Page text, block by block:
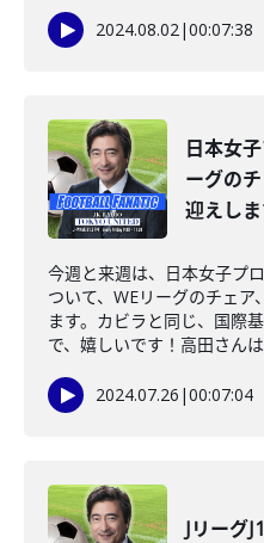
2024.08.02|00:07:38
日本女
ーグの
迎えしま
今週と来週は、日本女子プ
ついて、WEリーグのチェ
ます。カビラと同じ、国際
で、嬉しいです！高田さん
2024.07.26 |00:07:04
Jリーグ